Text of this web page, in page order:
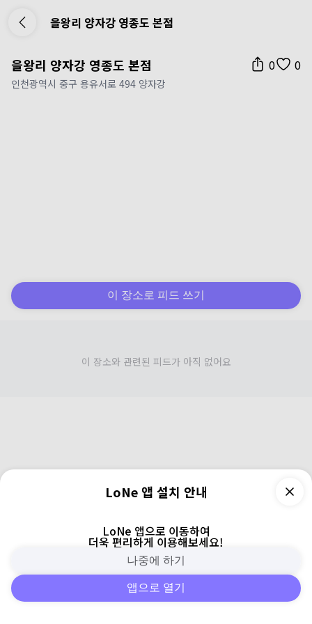
을왕리 양자강 영종도 본점
을왕리 양자강 영종도 본점 0 0
인천광역시 중구 용유서로 494 양자강
이 장소로 피드 쓰기
이 장소와 관련된 피드가 아직 없어요
피드 주변 검색 로그인
LoNe 앱 설치 안내
LoNe 앱으로 이동하여
더욱 편리하게 이용해보세요!
나중에 하기
앱으로 열기